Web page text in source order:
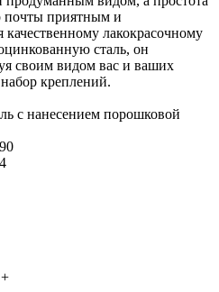
почты приятным и
лакокрасочному
сталь, он
своим видом вас и ваших
креплений.
с нанесением порошковой
+